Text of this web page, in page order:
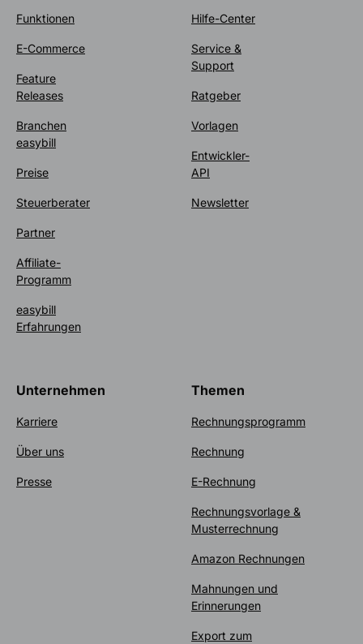
Funktionen
E-Commerce
Feature
Releases
Branchen
easybill
Preise
Steuerberater
Partner
Affiliate-
Programm
easybill
Erfahrungen
Hilfe-Center
Service &
Support
Ratgeber
Vorlagen
Entwickler-
API
Newsletter
Unternehmen
Karriere
Über uns
Presse
Themen
Rechnungsprogramm
Rechnung
E-Rechnung
Rechnungsvorlage &
Musterrechnung
Amazon Rechnungen
Mahnungen und
Erinnerungen
Export zum